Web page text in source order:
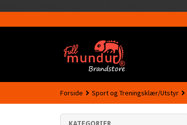
Forside Sport og Treningsklær/Utstyr